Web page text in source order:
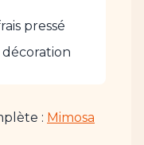
pressé
: Mimosa